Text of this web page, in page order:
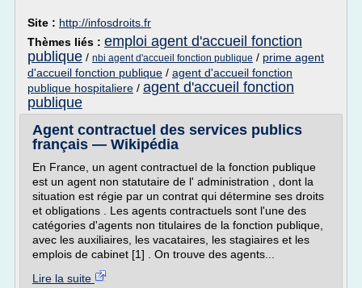
Site : http://infosdroits.fr
Thèmes liés : emploi agent d'accueil fonction
publique / nbi agent d'accueil fonction publique / prime agent
d'accueil fonction publique / agent d'accueil fonction
publique hospitaliere / agent d'accueil fonction
publique
Agent contractuel des services publics
français — Wikipédia
En France, un agent contractuel de la fonction publique
est un agent non statutaire de l' administration , dont la
situation est régie par un contrat qui détermine ses droits
et obligations . Les agents contractuels sont l'une des
catégories d'agents non titulaires de la fonction publique,
avec les auxiliaires, les vacataires, les stagiaires et les
emplois de cabinet [1] . On trouve des agents...
Lire la suite